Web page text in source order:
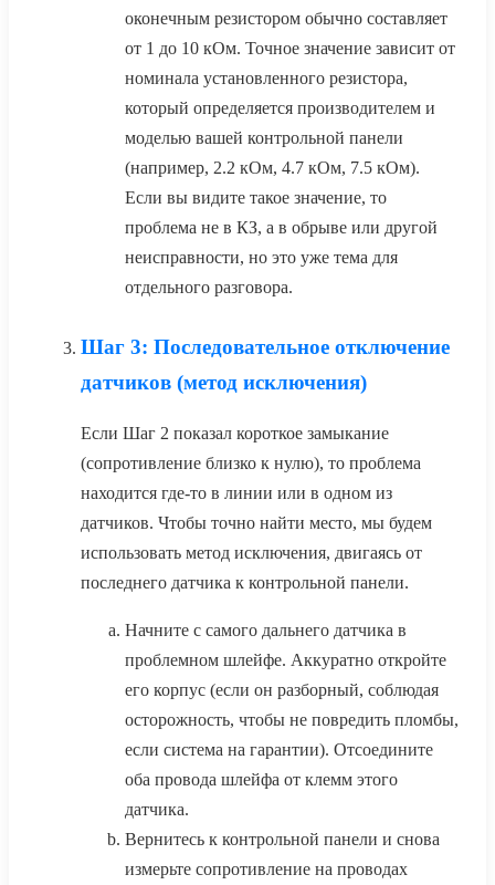
оконечным резистором обычно составляет
от 1 до 10 кОм. Точное значение зависит от
номинала установленного резистора,
который определяется производителем и
моделью вашей контрольной панели
(например, 2.2 кОм, 4.7 кОм, 7.5 кОм).
Если вы видите такое значение, то
проблема не в КЗ, а в обрыве или другой
неисправности, но это уже тема для
отдельного разговора.
Шаг 3: Последовательное отключение
датчиков (метод исключения)
Если Шаг 2 показал короткое замыкание
(сопротивление близко к нулю), то проблема
находится где-то в линии или в одном из
датчиков. Чтобы точно найти место, мы будем
использовать метод исключения, двигаясь от
последнего датчика к контрольной панели.
Начните с самого дальнего датчика в
проблемном шлейфе. Аккуратно откройте
его корпус (если он разборный, соблюдая
осторожность, чтобы не повредить пломбы,
если система на гарантии). Отсоедините
оба провода шлейфа от клемм этого
датчика.
Вернитесь к контрольной панели и снова
измерьте сопротивление на проводах